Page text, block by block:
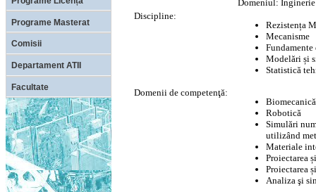
Programe Masterat
Comisii
Departament ATII
Facultate
Domeniul:
Discipline:
Rezistența
Mecanisme
Modelări și
Statistică
Domenii de competenţă:
Biomecanică
Robotică
Simulări
utilizând
Materiale
Proiectarea
Proiectarea
Analiza şi